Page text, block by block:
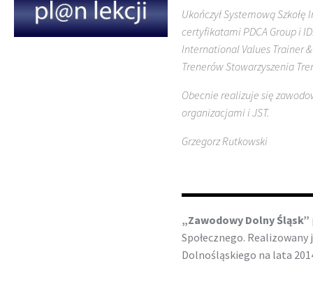
Ukończył Systemową
certyfikatami PDCA Group i
International Values Trainer
Trenerów Stowarzyszenia
Obecnie realizuje się
organizacjami i JST.
Grzegorz Rutkowski
„Zawodowy Dolny Śląsk”
Społecznego.
Dolnośląskiego na lata